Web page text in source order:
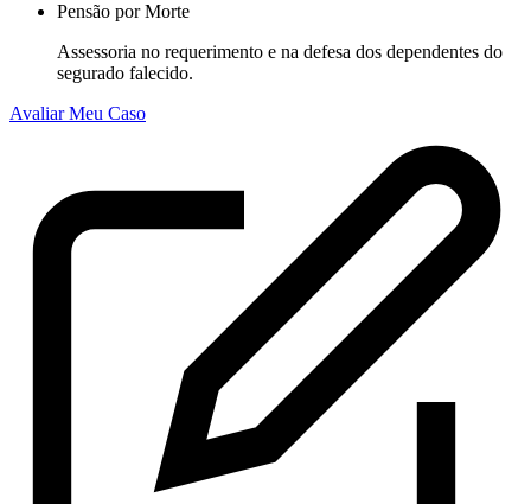
Pensão por Morte
Assessoria no requerimento e na defesa dos dependentes do
segurado falecido.
Avaliar Meu Caso